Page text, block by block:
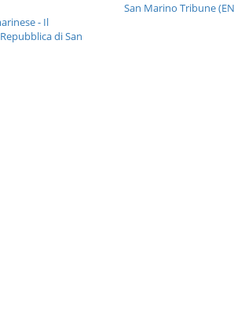
- Il
di San
San Marino Tribune